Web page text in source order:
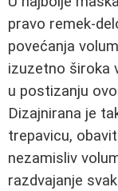
pravo remek-
povećanja
izuzetno široka
u postizanju
Dizajnirana je
trepavicu,
nezamisliv
razdvajanje